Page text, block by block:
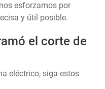
esforzamos por
y útil posible.
el corte de
eléctrico, siga estos